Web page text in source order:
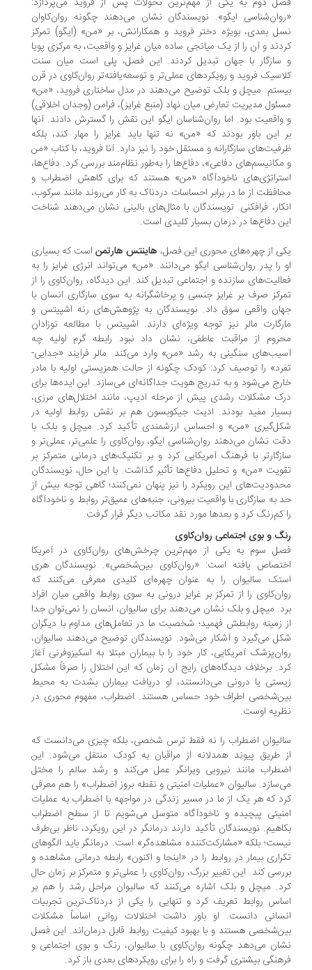
ایگو». نویسندگان نشان می‌دهند چگونه روان‌کاوان
بعدی، بویژه دختر فروید و همکارانش، بر «من» (ایگو) تمرکز
و آن را از یک میانجی ساده میان غرایز و واقعیت، به مرکزی پویا
سازگار با جهان تبدیل کردند. این فصل، پلی است میان سنت
فروید و رویکردهای عملی‌تر و توسعه‌یافته‌تر روان‌کاوی در قرن
میچل و بلک توضیح می‌دهند در مدل ساختاری فروید، «من»
مدیریت تعارض میان نهاد (منبع غرایز)، فرامن (وجدان اخلاقی)
بود. اما روان‌شناسان ایگو این نقش را گسترش دادند. آنها
این باور بودند که «من» نه تنها باید غرایز را مهار کند، بلکه
سازگارانه و مستقل خود را نیز دارد. آنا فروید، با کتاب «من
دفاعی»، دفاع‌ها را به‌طور نظام‌مند بررسی کرد. دفاع‌ها،
ناخودآگاه «من» هستند که برای کاهش اضطراب و
از ما در برابر احساسات دردناک به کار می‌روند مانند سرکوب،
فرافکنی. نویسندگان با مثال‌های بالینی نشان می‌دهند شناخت
دفاع‌ها در درمان بسیار کلیدی است.
از چهره‌های محوری این فصل، هاینتس هارتمناست که بسیاری
را پدر روان‌شناسی ایگو می‌دانند. «من» می‌تواند انرژی غرایز را به
سازنده و اجتماعی تبدیل کند. این دیدگاه، روان‌کاوی را از
صرف بر غرایز جنسی و پرخاشگرانه به سوی سازگاری انسان با
واقعی سوق داد. نویسندگان به پژوهش‌های رنه اشپیتس و
مالر نیز توجه ویژه‌ای دارند. اشپیتس با مطالعه نوزادان
از مراقبت عاطفی، نشان داد نبود رابطه گرم اولیه چه
سنگینی به رشد «من» وارد می‌کند. مالر فرآیند «جدایی-
را توصیف کرد: کودک چگونه از حالت همزیستی اولیه با مادر
می‌شود و به تدریج هویت جداگانه‌ای می‌سازد. این ایده‌ها برای
مشکلات رشدی پیش از مرحله ادیپ، مانند اختلال‌های مرزی،
مفید بودند. ادیت جیکوبسون هم بر نقش روابط اولیه در
«من» و احساس ارزشمندی تأکید کرد. میچل و بلک با
نشان می‌دهند روان‌شناسی ایگو، روان‌کاوی را علمی‌تر، عملی‌تر و
با فرهنگ آمریکایی کرد و بر تکنیک‌های درمانی متمرکز بر
«من» و تحلیل دفاع‌ها تأثیر گذاشت. با این حال، نویسندگان
این رویکرد را نیز پنهان نمی‌کنند؛ گاهی توجه بیش از
به سازگاری با واقعیت بیرونی، جنبه‌های عمیق‌تر روابط و ناخودآگاه
کم‌رنگ کرد و بعدها مورد نقد مکاتب دیگر قرار گرفت.
و بوی اجتماعی روان‌کاوی
سوم به یکی از مهم‌ترین چرخش‌های روان‌کاوی در آمریکا
یافته است: «روان‌کاوی بین‌شخصی». نویسندگان هری
سالیوان را به عنوان چهره‌ای کلیدی معرفی می‌کنند که
را از تمرکز بر غرایز درونی به سوی روابط واقعی میان افراد
میچل و بلک نشان می‌دهند برای سالیوان، انسان را نمی‌توان جدا
زمینه روابطش فهمید؛ شخصیت ما در تعامل‌های مداوم با دیگران
می‌گیرد و آشکار می‌شود. نویسندگان توضیح می‌دهند سالیوان،
آمریکایی، کار خود را با بیماران مبتلا به اسکیزوفرنی آغاز
برخلاف دیدگاه‌های رایج آن زمان که این اختلال را صرفاً مشکل
یا درونی می‌دانستند، او دریافت بیماران بشدت به محیط
اطراف خود حساس هستند. اضطراب، مفهوم محوری در
اوست.
اضطراب را نه فقط ترس شخصی، بلکه چیزی می‌دانست که
طریق پیوند همدلانه از مراقبان به کودک منتقل می‌شود. این
مانند نیرویی ویرانگر عمل می‌کند و رشد سالم را مختل
سالیوان «عملیات امنیتی و نقطه بروز اضطراب» را هم معرفی
که هر یک از ما در مسیر زندگی در مواجهه با اضطراب به عملیات
پیچیده و ناخودآگاه متوسل می‌شویم تا از سطح اضطراب
نویسندگان تأکید دارند درمانگر در این رویکرد، ناظر بی‌طرف
بلکه «مشارکت‌کننده مشاهده‌گر» است. درمانگر باید الگوهای
بیمار در روابط را در «اینجا و اکنون» رابطه درمانی مشاهده و
کند. این تغییر بزرگ، روان‌کاوی را عملی‌تر و متمرکز بر زمان حال
میچل و بلک اشاره می‌کنند که سالیوان مراحل رشد را هم بر
روابط تعریف کرد و تنهایی را یکی از دردناک‌ترین تجربیات
دانست. او باور داشت اختلالات روانی اساساً مشکلات
هستند و با بهبود کیفیت روابط قابل درمان‌اند. این فصل
می‌دهد چگونه روان‌کاوی با سالیوان، رنگ و بوی اجتماعی و
بیشتری گرفت و راه را برای رویکردهای بعدی باز کرد.